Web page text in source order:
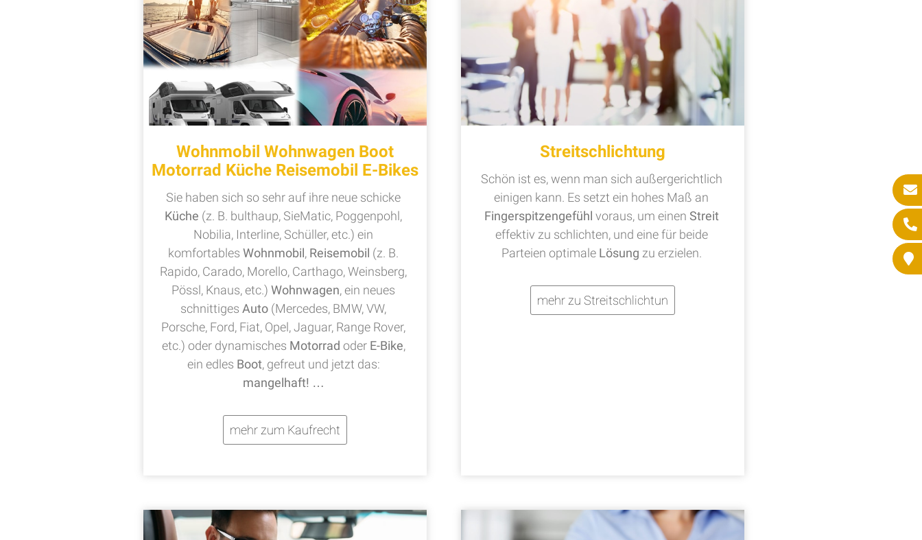
Wohnmobil Wohnwagen Boot
Motorrad Küche Reisemobil E-Bikes
Sie haben sich so sehr auf ihre neue schicke
Küche (z. B. bulthaup, SieMatic, Poggenpohl,
Nobilia, Interline, Schüller, etc.) ein
komfortablesWohnmobil, Reisemobil (z. B.
Rapido, Carado, Morello, Carthago, Weinsberg,
Pössl, Knaus, etc.)Wohnwagen, ein neues
schnittigesAuto (Mercedes, BMW, VW,
Porsche, Ford, Fiat, Opel, Jaguar, Range Rover,
etc.) oder dynamisches Motorrad oder E-Bike,
ein edles Boot, gefreut und jetzt das:
mangelhaft! …
mehr zum Kaufrecht
Streitschlichtung
Schön ist es, wenn man sich außergerichtlich
einigen kann. Es setzt ein hohes Maß an
Fingerspitzengefühl voraus, um einen Streit
effektiv zu schlichten, und eine für beide
Parteien optimale Lösung zu erzielen.
mehr zu Streitschlichtun